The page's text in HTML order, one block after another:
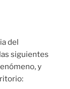
del
siguientes
y